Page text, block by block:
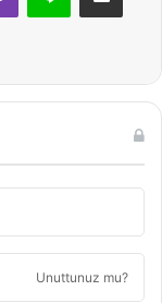
Unuttunuz mu?